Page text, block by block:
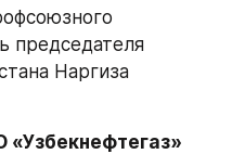
председателя
Наргиза